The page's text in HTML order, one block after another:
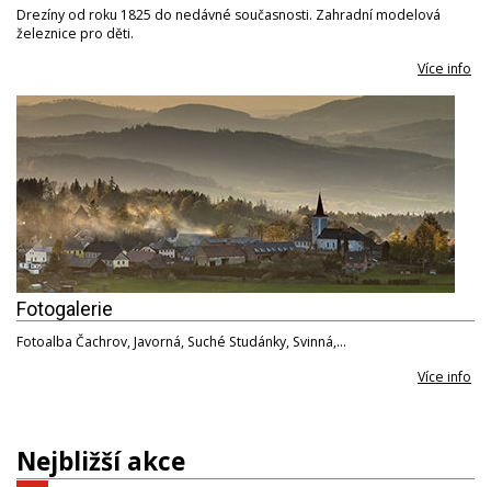
Drezíny od roku 1825 do nedávné současnosti. Zahradní modelová
železnice pro děti.
Více info
Fotogalerie
Fotoalba Čachrov, Javorná, Suché Studánky, Svinná,…
Více info
Nejbližší akce